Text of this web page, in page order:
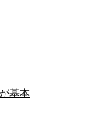
基本